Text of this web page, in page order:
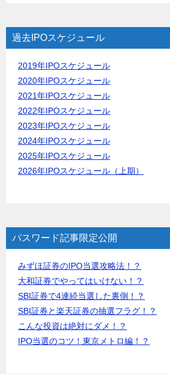
過去IPOスケジュール
2019年IPOスケジュール
2020年IPOスケジュール
2021年IPOスケジュール
2022年IPOスケジュール
2023年IPOスケジュール
2024年IPOスケジュール
2025年IPOスケジュール
2026年IPOスケジュール（上期）
パスワード記事限定公開
みずほ証券のIPO当選攻略法！？
大和証券でやってはいけない！？
SBI証券で4連続当選した裏側！？
SBI証券と楽天証券の抽選フラグ！？
こんな投資は絶対にダメ！？
IPO当選のコツ！東京メトロ編！？